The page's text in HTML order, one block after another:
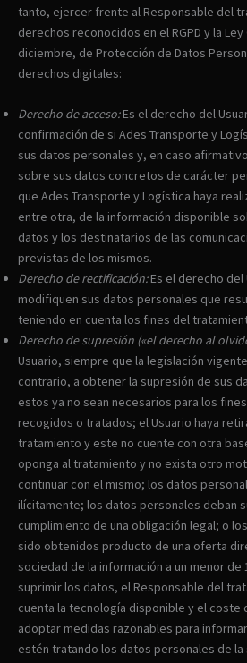
tanto, ejercer frente al Responsable del
derechos reconocidos en el RGPD y la
diciembre, de Protección de Datos
derechos digitales:
Derecho de acceso:Es el derecho del
confirmación de si Ades Transporte y
sus datos personales y, en caso
sobre sus datos concretos de carácter
que Ades Transporte y Logística haya
entre otra, de la información disponible
datos y los destinatarios de las
previstas de los mismos.
Derecho de rectificación:Es el derecho del
modifiquen sus datos personales que
teniendo en cuenta los fines del
Derecho de supresión («el derecho al
Usuario, siempre que la legislación
contrario, a obtener la supresión de sus
estos ya no sean necesarios para los
recogidos o tratados; el Usuario haya
tratamiento y este no cuente con otra
oponga al tratamiento y no exista otro
continuar con el mismo; los datos
ilícitamente; los datos personales deban
cumplimiento de una obligación legal; o
sido obtenidos producto de una oferta
sociedad de la información a un menor de
suprimir los datos, el Responsable del
cuenta la tecnología disponible y el coste
adoptar medidas razonables para
estén tratando los datos personales de